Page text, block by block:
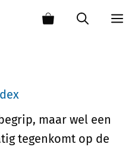
maar wel een
tegenkomt op de